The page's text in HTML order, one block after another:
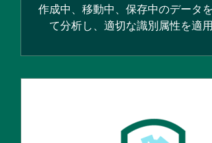
作成中、移動中、保存中のデータ
て分析し、適切な識別属性を適用